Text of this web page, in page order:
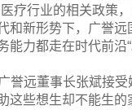
疗行业的相关政策
和新形势下，广誉
力都走在时代前沿“
誉远董事长张斌接受
这些想生却不能生